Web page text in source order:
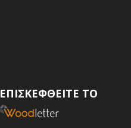
ΕΠΙΣΚΕΦΘΕΙΤΕ ΤΟ